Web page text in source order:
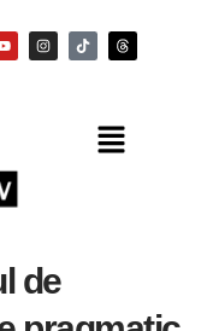
de